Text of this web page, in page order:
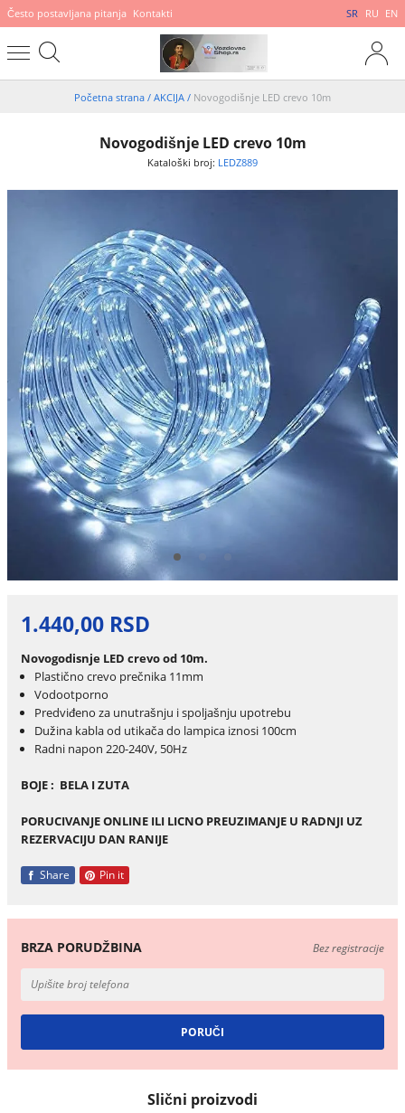
Često postavljana pitanja Kontakti SR RU EN
Početna strana / AKCIJA / Novogodišnje LED crevo 10m
Novogodišnje LED crevo 10m
Kataloški broj: LEDZ889
1.440,00 RSD
Novogodisnje LED crevo od 10m.
Plastično crevo prečnika 11mm
Vodootporno
Predviđeno za unutrašnju i spoljašnju upotrebu
Dužina kabla od utikača do lampica iznosi 100cm
Radni napon 220-240V, 50Hz
BOJE : BELA I ZUTA
PORUCIVANJE ONLINE ILI LICNO PREUZIMANJE U RADNJI UZ
REZERVACIJU DAN RANIJE
Share Pin it
BRZA PORUDŽBINA Bez registracije
Slični proizvodi